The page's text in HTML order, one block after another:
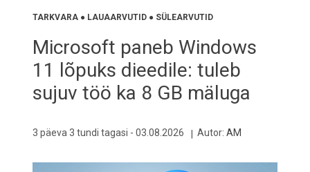
TARKVARA ● LAUAARVUTID ● SÜLEARVUTID
Microsoft paneb Windows
11 lõpuks dieedile: tuleb
sujuv töö ka 8 GB mäluga
3 päeva 3 tundi tagasi - 03.08.2026 Autor: AM